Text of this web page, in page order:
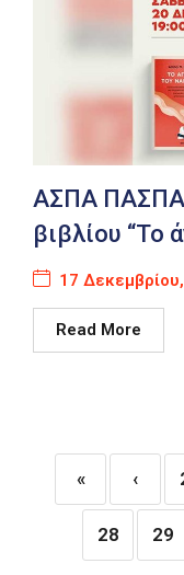
ΑΣΠΑ
βιβλίου “Το
17
Read More
« ‹
28 29